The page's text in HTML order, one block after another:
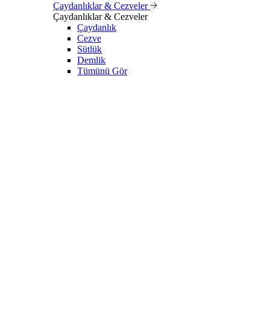
Çaydanlıklar & Cezveler
Çaydanlıklar & Cezveler
Çaydanlık
Cezve
Sütlük
Demlik
Tümünü Gör